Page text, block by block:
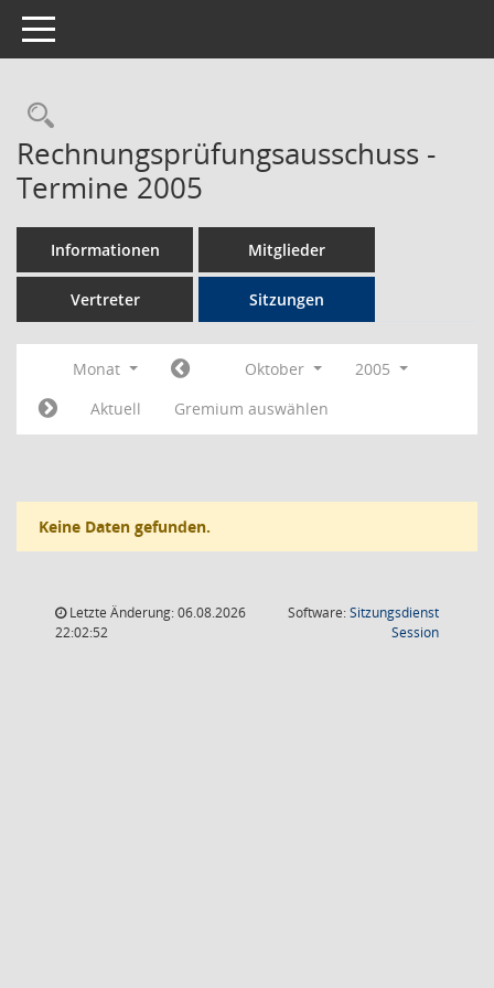
Toggle navigation
Rechercheauswahl
Rechnungsprüfungsausschuss -
Termine 2005
Informationen Mitglieder
Vertreter Sitzungen
Monat Oktober
2005
Aktuell
Gremium auswählen
Keine Daten gefunden.
Letzte Änderung: 06.08.2026
22:02:52
Software:Sitzungsdienst
Session(Wird in